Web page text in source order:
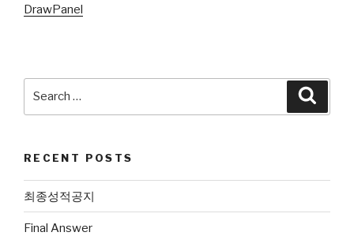
DrawPanel
RECENT POSTS
최종성적공지
Final Answer